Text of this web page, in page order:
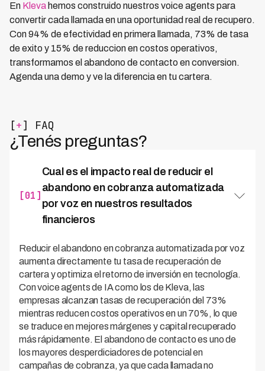
En Kleva hemos construido nuestros voice agents para
convertir cada llamada en una oportunidad real de recupero.
Con 94% de efectividad en primera llamada, 73% de tasa
de exito y 15% de reduccion en costos operativos,
transformamos el abandono de contacto en conversion.
Agenda una demo y ve la diferencia en tu cartera.
[+] FAQ
¿Tenés preguntas?
[01]
Cual es el impacto real de reducir el
abandono en cobranza automatizada
por voz en nuestros resultados
financieros
Reducir el abandono en cobranza automatizada por voz
aumenta directamente tu tasa de recuperación de
cartera y optimiza el retorno de inversión en tecnología.
Con voice agents de IA como los de Kleva, las
empresas alcanzan tasas de recuperación del 73%
mientras reducen costos operativos en un 70%, lo que
se traduce en mejores márgenes y capital recuperado
más rápidamente. El abandono de contacto es uno de
los mayores desperdiciadores de potencial en
campañas de cobranza, ya que cada llamada no